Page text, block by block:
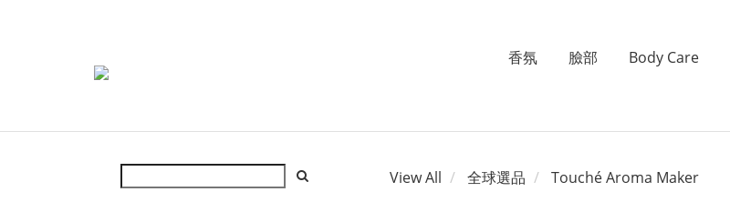
香氛 臉部 Body Care
View All 全球選品 Touché Aroma Maker